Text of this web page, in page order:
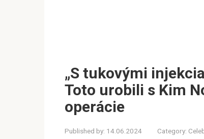
„S tukovými
Toto urobili s Kim
operácie
Published by: 14.06.2024 Category: